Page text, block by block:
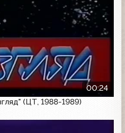
00:24
(ЦТ, 1988-1989)